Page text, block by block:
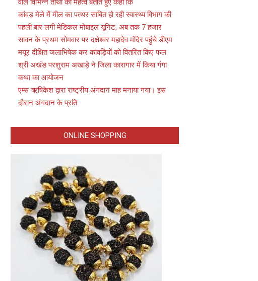
वाले विभिन्न तीर्थो का महत्व बताते हुए कहा कि
कांवड़ मेले में मील का पत्थर साबित हो रही स्वास्थ्य विभाग की
पहली बार लगी मेडिकल मोबाइल यूनिट, अब तक 7 हजार
सावन के प्रथम सोमवार पर दक्षेश्वर महादेव मंदिर पहुंचे डीएम
मयूर दीक्षित जलाभिषेक कर कांवड़ियों को वितरित किए फल
श्री अखंड परशुराम अखाड़े ने जिला कारागार में किया गंगा
कथा का आयोजन
एम्स ऋषिकेश द्वारा राष्ट्रीय अंगदान माह मनाया गया। इस
दौरान अंगदान के प्रति
ONLINE SHOPPING